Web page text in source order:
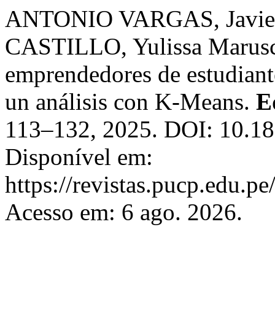
ANTONIO VARGAS,
CASTILLO, Yulissa
emprendedores de
un análisis con K-Means.
113–132, 2025. DOI:
Disponível em:
https://
Acesso em: 6 ago. 2026.